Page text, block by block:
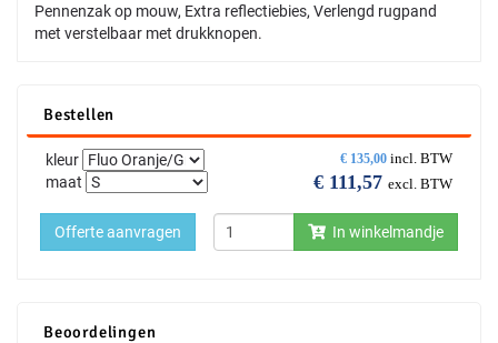
Pennenzak op mouw, Extra reflectiebies, Verlengd rugpand
met verstelbaar met drukknopen.
Bestellen
€ 135,00 incl. BTW
€ 111,57 excl. BTW
kleur
maat
In winkelmandje
Offerte aanvragen
Beoordelingen